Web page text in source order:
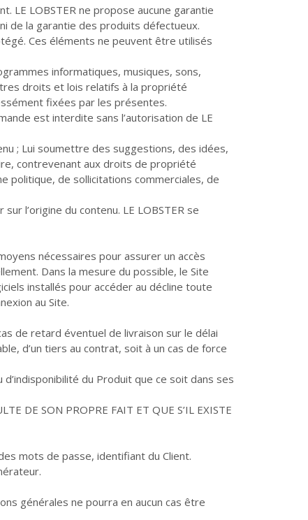
LE LOBSTER ne propose aucune garantie
de la garantie des produits défectueux.
Ces éléments ne peuvent être utilisés
informatiques, musiques, sons,
droits et lois relatifs à la propriété
fixées par les présentes.
est interdite sans l’autorisation de LE
; Lui soumettre des suggestions, des idées,
contrevenant aux droits de propriété
politique, de sollicitations commerciales, de
l’origine du contenu. LE LOBSTER se
nécessaires pour assurer un accès
Dans la mesure du possible, le Site
installés pour accéder au décline toute
au Site.
de retard éventuel de livraison sur le délai
d’un tiers au contrat, soit à un cas de force
du Produit que ce soit dans ses
DE SON PROPRE FAIT ET QUE S’IL EXISTE
mots de passe, identifiant du Client.
générales ne pourra en aucun cas être